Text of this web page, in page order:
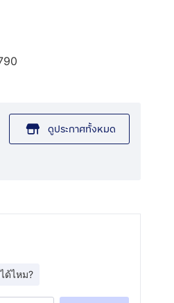
ดูประกาศทั้งหมด
ด้ไหม?